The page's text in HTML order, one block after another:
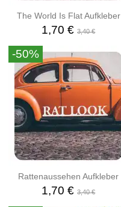
The World Is Flat Aufkleber
1,70 €3,40 €
-50%
Rattenaussehen Aufkleber
1,70 €3,40 €